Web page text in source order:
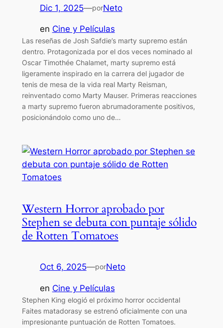
Dic 1, 2025—porNeto
en Cine y Películas
Las reseñas de Josh Safdie’s marty supremo están
dentro. Protagonizada por el dos veces nominado al
Oscar Timothée Chalamet, marty supremo está
ligeramente inspirado en la carrera del jugador de
tenis de mesa de la vida real Marty Reisman,
reinventado como Marty Mauser. Primeras reacciones
a marty supremo fueron abrumadoramente positivos,
posicionándolo como uno de…
Western Horror aprobado por
Stephen se debuta con puntaje sólido
de Rotten Tomatoes
Oct 6, 2025—porNeto
en Cine y Películas
Stephen King elogió el próximo horror occidental
Faites matadorasy se estrenó oficialmente con una
impresionante puntuación de Rotten Tomatoes.